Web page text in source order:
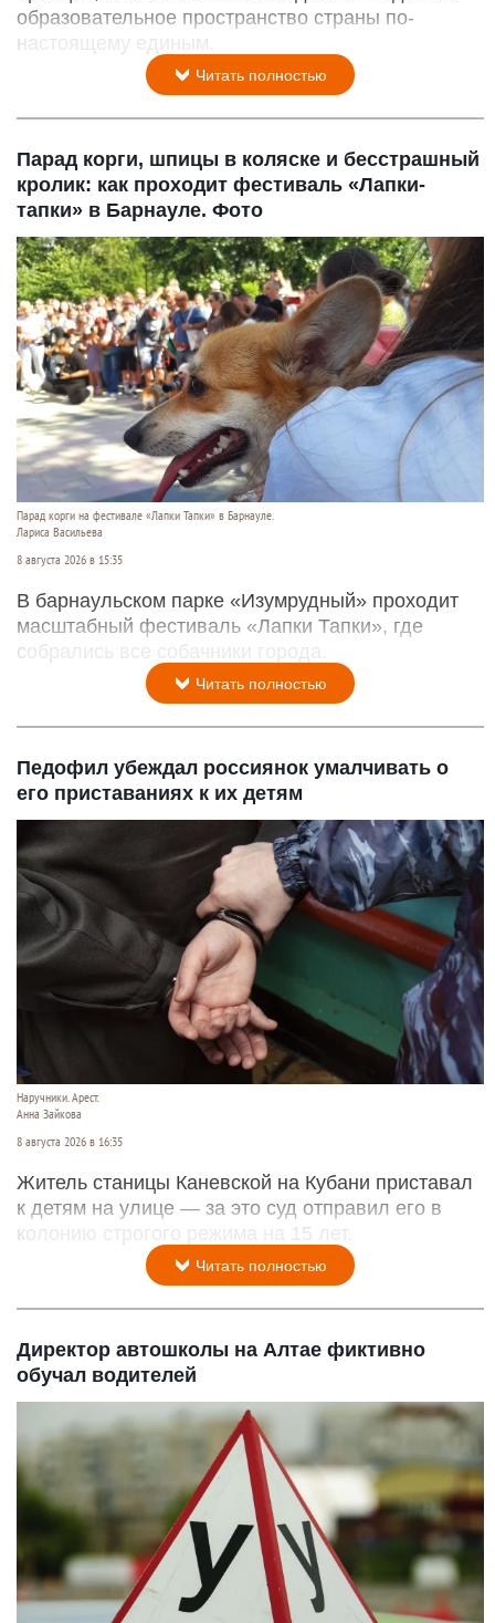
образовательное пространство страны по-
настоящему единым.
Читать полностью
Парад корги, шпицы в коляске и бесстрашный
кролик: как проходит фестиваль «Лапки-
тапки» в Барнауле. Фото
Парад корги на фестивале «Лапки Тапки» в Барнауле.
Лариса Васильева
8 августа 2026 в 15:35
В барнаульском парке «Изумрудный» проходит
масштабный фестиваль «Лапки Тапки», где
собрались все собачники города.
Читать полностью
Педофил убеждал россиянок умалчивать о
его приставаниях к их детям
Наручники. Арест.
Анна Зайкова
8 августа 2026 в 16:35
Житель станицы Каневской на Кубани приставал
к детям на улице — за это суд отправил его в
колонию строгого режима на 15 лет.
Читать полностью
Директор автошколы на Алтае фиктивно
обучал водителей